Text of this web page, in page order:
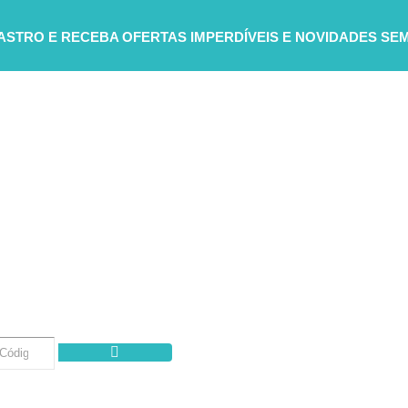
E RECEBA OFERTAS IMPERDÍVEIS E NOVIDADES